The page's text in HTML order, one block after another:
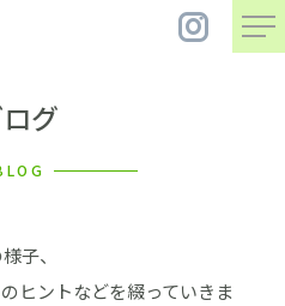
住 宅
づくり
グ
子、
ヒントなどを綴っていきま